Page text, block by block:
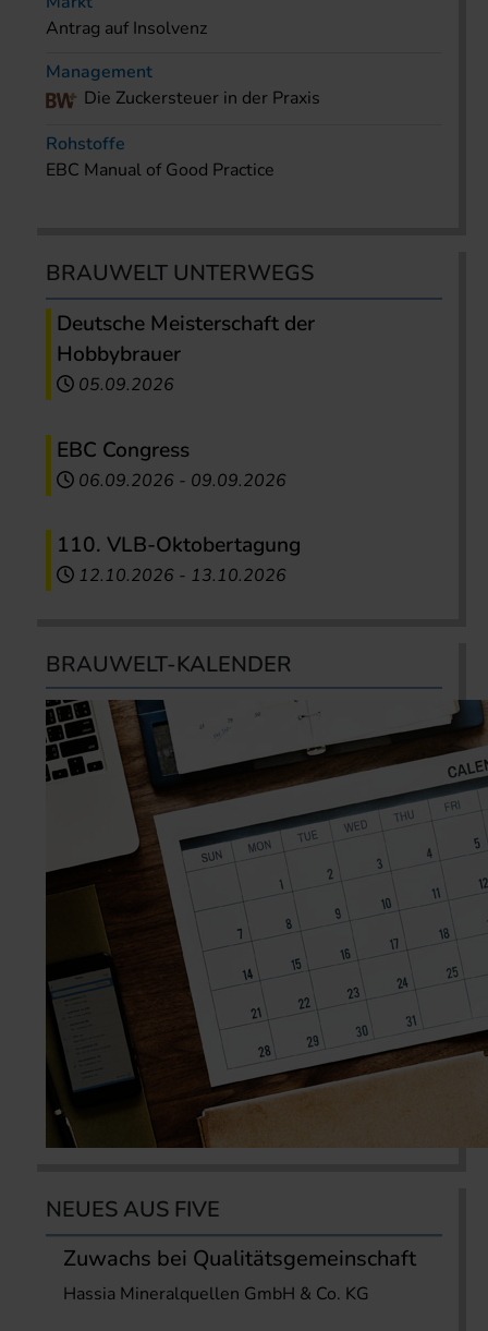
Antrag auf Insolvenz
Management
Die Zuckersteuer in der Praxis
Rohstoffe
EBC Manual of Good Practice
BRAUWELT UNTERWEGS
Deutsche Meisterschaft der
Hobbybrauer
05.09.2026
EBC Congress
06.09.2026 - 09.09.2026
110. VLB-Oktobertagung
12.10.2026 - 13.10.2026
BRAUWELT-KALENDER
NEUES AUS FIVE
Zuwachs bei Qualitätsgemeinschaft
Hassia Mineralquellen GmbH & Co. KG